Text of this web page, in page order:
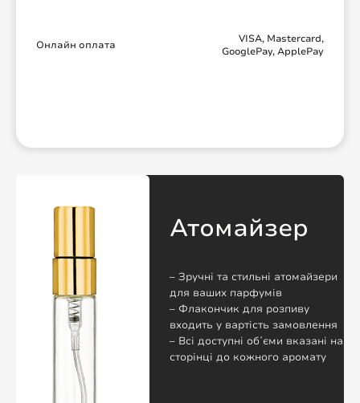
Онлайн оплата
VISA, Mastercard,
GooglePay, ApplePay
Атомайзер
– Зручні та стильні атомайзери
для ваших парфумів
– Флакончик для розпиву
входить у вартість замовлення
– Всі доступні обʼєми вказані на
сторінці до кожного аромату